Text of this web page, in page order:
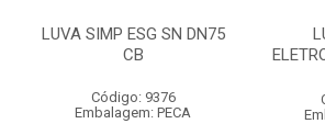
LUVA SIMP ESG SN DN75
CB
Código: 9376
Embalagem: PECA